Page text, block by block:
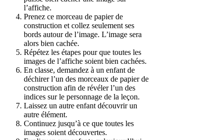
l’affiche.
Prenez ce morceau de papier de
construction et collez seulement ses
bords autour de l’image. L’image sera
alors bien cachée.
Répétez les étapes pour que toutes les
images de l’affiche soient bien cachées.
En classe, demandez à un enfant de
déchirer l’un des morceaux de papier de
construction afin de révéler l’un des
indices sur le personnage de la leçon.
Laissez un autre enfant découvrir un
autre élément.
Continuez jusqu’à ce que toutes les
images soient découvertes.